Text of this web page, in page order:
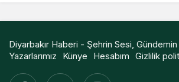
Diyarbakır Haberi - Şehrin Sesi,
Yazarlarımız
Künye Hesabım Gizlilik